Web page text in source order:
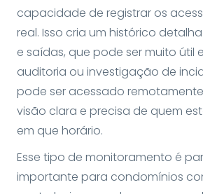
capacidade de registrar os
real. Isso cria um histórico
e saídas, que pode ser muito útil
auditoria ou investigação de
pode ser acessado
visão clara e precisa de quem
em que horário.
Esse tipo de monitoramento é
importante para condomínios